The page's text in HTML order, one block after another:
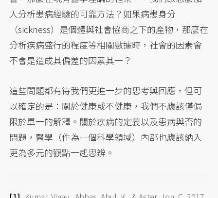
入分析患病經驗的可靠方法？如果病患身分
（sickness）是個體與社會協商之下的產物，那麼在
分析疾病盛行的程度等相關數據時，社會的因素會
不會是造成其偏差的因素其一？
這些問題都有待我們更進一步的思考與回應，但可
以確定的是：關於健康或不健康，我們不應該僅侷
限於單一的解釋。關於疾病的定義以及患病與否的
問題，醫學（作為一個科學領域）內部也應該納入
更為多元的觀點一起思辨。